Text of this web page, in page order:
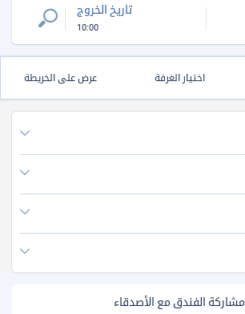
تاريخ الخروج
10:00
اختيار الغرفة عرض على الخريطة
مشاركة الفندق مع الأصدقاء